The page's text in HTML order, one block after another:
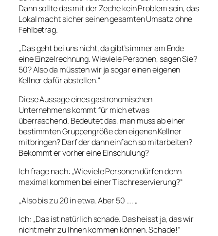
Dann sollte das mit der Zeche kein Problem sein, das
Lokal macht sicher seinen gesamten Umsatz ohne
Fehlbetrag.
„Das geht bei uns nicht, da gibt’s immer am Ende
eine Einzelrechnung. Wieviele Personen, sagen Sie?
50? Also da müssten wir ja sogar einen eigenen
Kellner dafür abstellen.“
Diese Aussage eines gastronomischen
Unternehmens kommt für mich etwas
überraschend. Bedeutet das, man muss ab einer
bestimmten Gruppengröße den eigenen Kellner
mitbringen? Darf der dann einfach so mitarbeiten?
Bekommt er vorher eine Einschulung?
Ich frage nach: „Wieviele Personen dürfen denn
maximal kommen bei einer Tischreservierung?“
„Also bis zu 20 in etwa. Aber 50 …. „
Ich: „Das ist natürlich schade. Das heisst ja, das wir
nicht mehr zu Ihnen kommen können. Schade!“